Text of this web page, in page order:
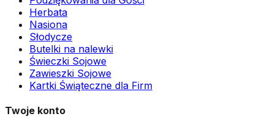
Herbata
Nasiona
Słodycze
Butelki na nalewki
Świeczki Sojowe
Zawieszki Sojowe
Kartki Świąteczne dla Firm
Twoje konto